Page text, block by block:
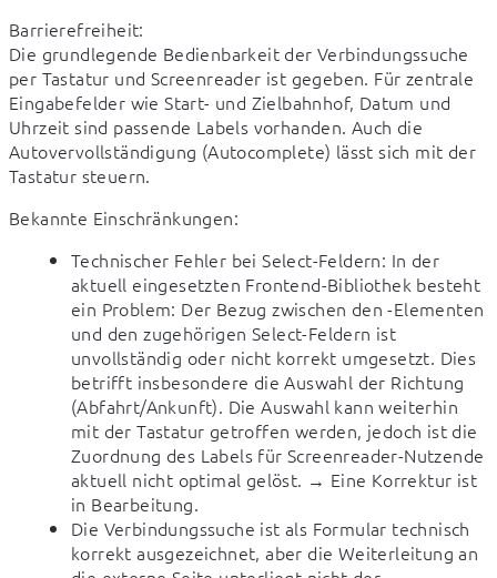
Barrierefreiheit:
Die grundlegende Bedienbarkeit der Verbindungssuche
per Tastatur und Screenreader ist gegeben. Für zentrale
Eingabefelder wie Start- und Zielbahnhof, Datum und
Uhrzeit sind passende Labels vorhanden. Auch die
Autovervollständigung (Autocomplete) lässt sich mit der
Tastatur steuern.
Bekannte Einschränkungen:
Technischer Fehler bei Select-Feldern: In der
aktuell eingesetzten Frontend-Bibliothek besteht
ein Problem: Der Bezug zwischen den-Elementen
und den zugehörigen Select-Feldern ist
unvollständig oder nicht korrekt umgesetzt. Dies
betrifft insbesondere die Auswahl der Richtung
(Abfahrt/Ankunft). Die Auswahl kann weiterhin
mit der Tastatur getroffen werden, jedoch ist die
Zuordnung des Labels für Screenreader-Nutzende
aktuell nicht optimal gelöst. → Eine Korrektur ist
in Bearbeitung.
Die Verbindungssuche ist als Formular technisch
korrekt ausgezeichnet, aber die Weiterleitung an